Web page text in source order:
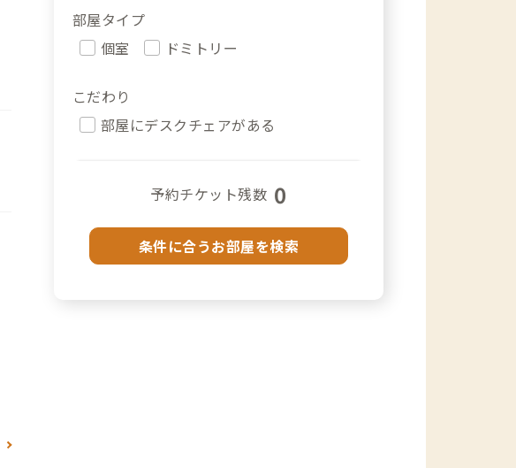
部屋タイプ
個室
ドミトリー
こだわり
部屋にデスクチェアがある
予約チケット残数 0
条件に合うお部屋を検索